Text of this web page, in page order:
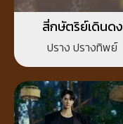
สี่กษัตริย์เดินดง
ปราง ปรางทิพย์